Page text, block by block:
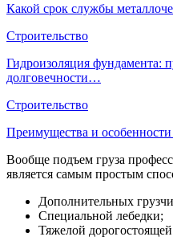
Какой срок службы
Строительство
Гидроизоляция фундамента:
долговечности…
Строительство
Преимущества и
Вообще подъем груза
является самым простым
Дополнительных
Специальной лебедки;
Тяжелой